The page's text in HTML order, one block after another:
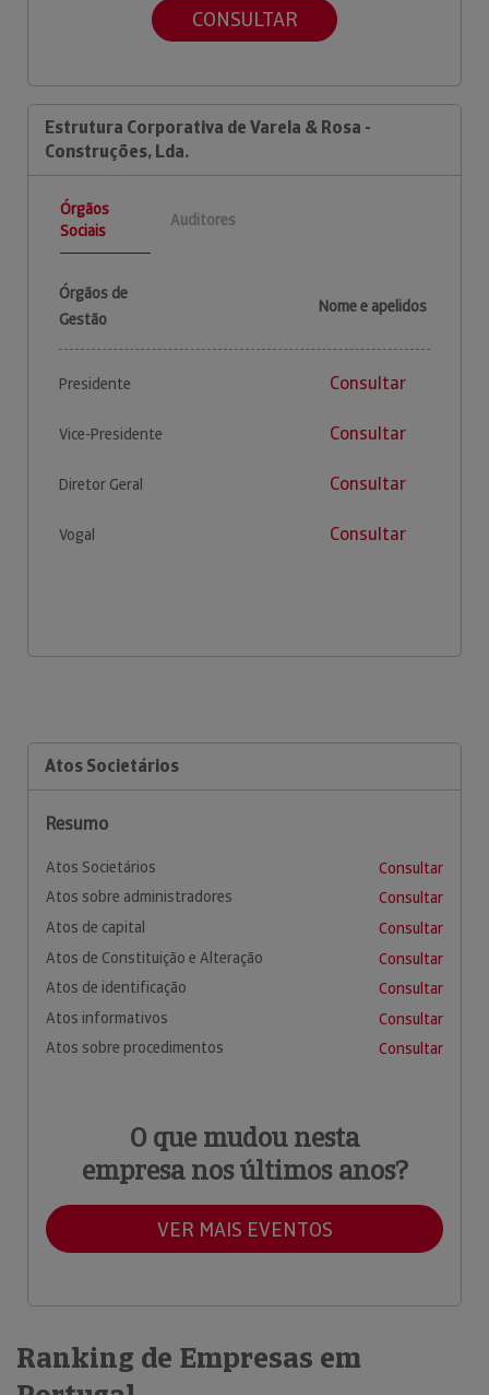
CONSULTAR
Estrutura Corporativa de Varela & Rosa -
Construções, Lda.
Órgãos
Sociais
Auditores
Órgãos de
Gestão
Nome e apelidos
Presidente Consultar
Vice-Presidente Consultar
Diretor Geral Consultar
Vogal Consultar
Atos Societários
Resumo
Atos Societários
Consultar
Atos sobre administradores
Consultar
Atos de capital
Consultar
Atos de Constituição e Alteração
Consultar
Atos de identificação
Consultar
Atos informativos
Consultar
Atos sobre procedimentos
Consultar
O que mudou nesta
empresa nos últimos anos?
VER MAIS EVENTOS
Ranking de Empresas em